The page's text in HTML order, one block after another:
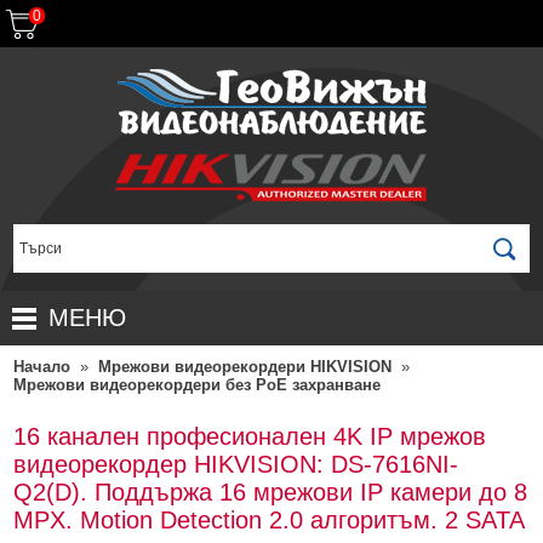
0
МЕНЮ
НАЧАЛО
НОВИ ПРОДУКТИ
ЗА ДИСТРИБУТОРИ
ГАРАНЦИОННИ УСЛОВИЯ
Начало » Мрежови видеорекордери HIKVISION
»
Мрежови видеорекордери без PoE захранване
16 канален професионален 4K IP мрежов
видеорекордер HIKVISION: DS-7616NI-
Q2(D). Поддържа 16 мрежови IP камери до 8
MPX. Motion Detection 2.0 алгоритъм. 2 SATA